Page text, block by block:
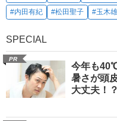
#内田有紀 #松田聖子 #玉木
SPECIAL
PR
今年も
暑さが頭
大丈夫！？